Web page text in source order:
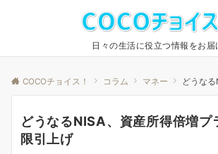
日々の生活に役立つ情報をお届
COCOチョイス！ コラム マネー どうなるNISA
どうなるNISA、資産所得倍増プ
限引上げ